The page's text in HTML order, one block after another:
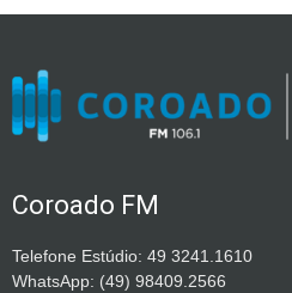
Coroado FM
Telefone Estúdio: 49 3241.1610
WhatsApp: (49) 98409.2566